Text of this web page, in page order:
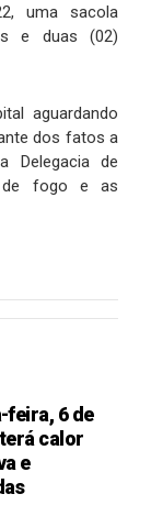
uma sacola
e duas (02)
aguardando
dos fatos a
Delegacia de
de fogo e as
feira, 6 de
calor
e